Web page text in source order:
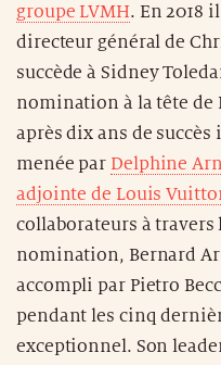
groupe LVMH. En 2018
directeur général de
succède à Sidney
nomination à la tête
après dix ans de
menée par Delphine
adjointe de Louis
collaborateurs à travers
nomination, Bernard
accompli par Pietro
pendant les cinq
exceptionnel. Son